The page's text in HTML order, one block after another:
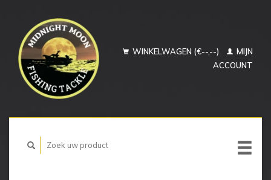
WINKELWAGEN (€--,--)
MIJN
ACCOUNT